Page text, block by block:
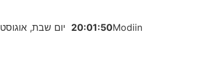
Modiin
20:01:51 יום שבת, אוגוסט 8, 2026